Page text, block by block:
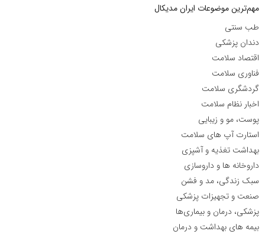
مهم‌ترین موضوعات ایران مدیکال
طب سنتی
دندان پزشکی
اقتصاد سلامت
فناوری سلامت
گردشگری سلامت
اخبار نظام سلامت
پوست، مو و زیبایی
استارت آپ های سلامت
بهداشت تغذیه و آشپزی
داروخانه ها و داروسازی
سبک زندگی، مد و فشن
صنعت و تجهیزات پزشکی
پزشکی، درمان و بیماری‌ها
بیمه های بهداشت و درمان